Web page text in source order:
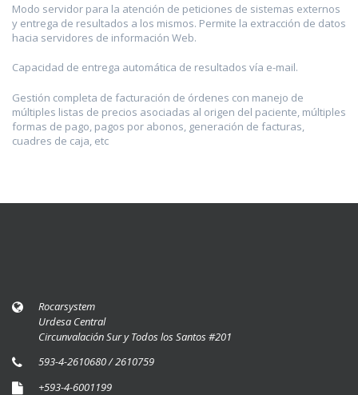
Modo servidor para la atención de peticiones de sistemas externos
y entrega de resultados a los mismos. Permite la extracción de datos
hacia servidores de información Web.
Capacidad de entrega automática de resultados vía e-mail.
Gestión completa de facturación de órdenes con manejo de
múltiples listas de precios asociadas al origen del paciente, múltiples
formas de pago, pagos por abonos, generación de facturas,
cuadres de caja, etc
Rocarsystem
Urdesa Central
Circunvalación Sur y Todos los Santos #201
593-4-2610680 / 2610759
+593-4-6001199